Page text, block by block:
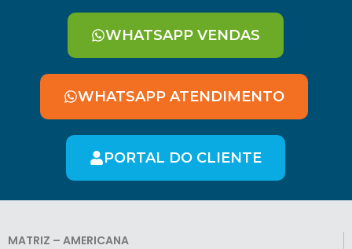
WHATSAPP VENDAS
WHATSAPP ATENDIMENTO
PORTAL DO CLIENTE
MATRIZ – AMERICANA